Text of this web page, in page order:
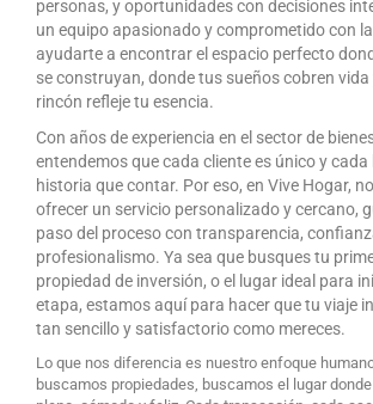
personas, y oportunidades con decisiones
un equipo apasionado y comprometido con
ayudarte a encontrar el espacio perfecto
se construyan, donde tus sueños cobren vida
rincón refleje tu esencia.
Con años de experiencia en el sector de
entendemos que cada cliente es único y
historia que contar. Por eso, en Vive Hogar,
ofrecer un servicio personalizado y cercano,
paso del proceso con transparencia,
profesionalismo. Ya sea que busques tu
propiedad de inversión, o el lugar ideal para
etapa, estamos aquí para hacer que tu viaje
tan sencillo y satisfactorio como mereces.
Lo que nos diferencia es nuestro enfoque
buscamos propiedades, buscamos el lugar